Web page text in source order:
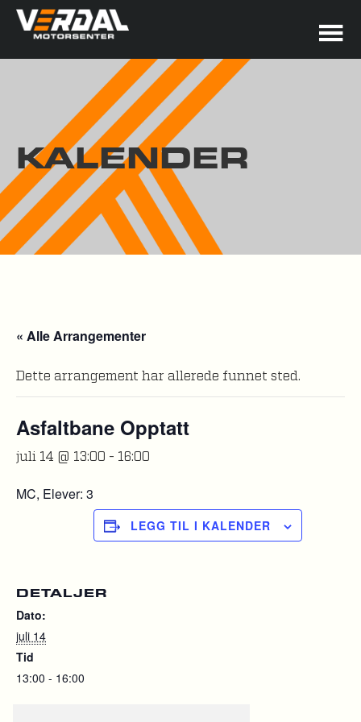
KALENDER
« Alle Arrangementer
Dette arrangement har allerede funnet sted.
Asfaltbane Opptatt
juli 14 @ 13:00 - 16:00
MC, Elever: 3
LEGG TIL I KALENDER
DETALJER
Dato:
juli 14
Tid
13:00 - 16:00